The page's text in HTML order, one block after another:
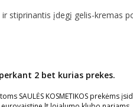
stiprinantis įdegį gelis-kremas
narių nuolaida:
2 bet kurias prekes.
SAULĖS KOSMETIKOS prekėms